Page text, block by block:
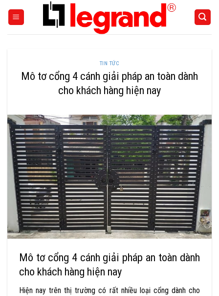
TIN TỨC
Mô tơ cổng 4 cánh giải pháp an toàn dành
cho khách hàng hiện nay
Mô tơ cổng 4 cánh giải pháp an toàn dành
cho khách hàng hiện nay
Hiện nay trên thị trường có rất nhiều loại cổng dành cho